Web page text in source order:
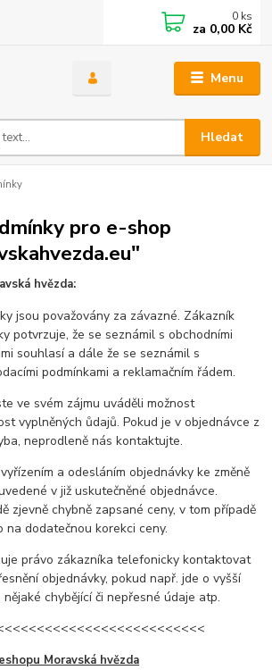
Menu
Hledat
0 ks
za 0,00 Kč
pro e-shop
hvězda:
jsou považovány za závazné. Zákazník
potvrzuje, že se seznámil s obchodními
souhlasí a dále že se seznámil s
podmínkami a reklamačním řádem.
ve svém zájmu uváděli možnost
vyplněných ůdajů. Pokud je v objednávce z
neprodleně nás kontaktujte.
a odesláním objednávky ke změně
v již uskutečněné objednávce.
zjevně chybně zapsané ceny, v tom případě
na dodatečnou korekci ceny.
právo zákazníka telefonicky kontaktovat
objednávky, pokud např. jde o vyšší
chybějící či nepřesné údaje atp.
Moravská hvězda